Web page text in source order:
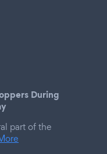
During
part of the